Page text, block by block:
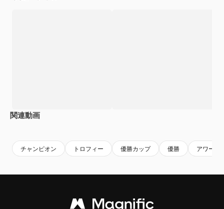
関連動画
チャンピオン トロフィー 優勝カップ 優勝 アワード